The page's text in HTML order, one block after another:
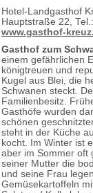
Hotel-Landgasthof
Hauptstraße 22,
www.gasthof-
Gasthof zum
einem gefährlichen
königtreuen und
Kugel aus Blei, die
Schwanen steckt.
Familienbesitz.
Gasthöfe wurden
schönen
steht in der Küche
kocht. Im Winter ist
aber im Sommer oft
seiner Mutter die
und seine Frau
Gemüsekartoffeln